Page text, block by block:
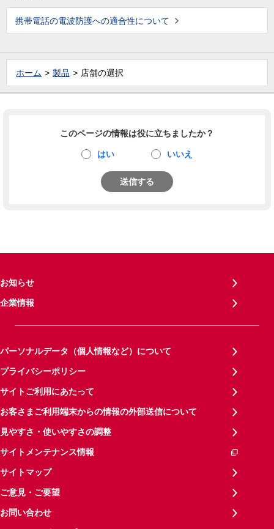
携帯電話の電波防護への適合性について
ホーム 製品 店舗の選択
このページの情報は役に立ちましたか？
はい いいえ
送信する
お知らせ
企業情報
パーソナルデータ（個人情報など）について
プライバシーポリシー
サイトご利用にあたって
お客さまご利用端末からの情報の外部送信について
見やすさ・使いやすさの調整
サイトメンテナンス情報
サイトマップ
ご意見・ご要望
お問い合わせ